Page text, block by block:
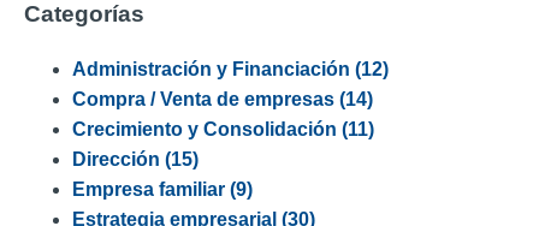
Categorías
Administración y Financiación (12)
Compra / Venta de empresas (14)
Crecimiento y Consolidación (11)
Dirección (15)
Empresa familiar (9)
Estrategia empresarial (30)